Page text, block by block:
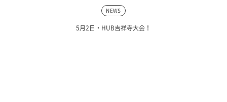
NEWS
5月2日・HUB吉祥寺大会！